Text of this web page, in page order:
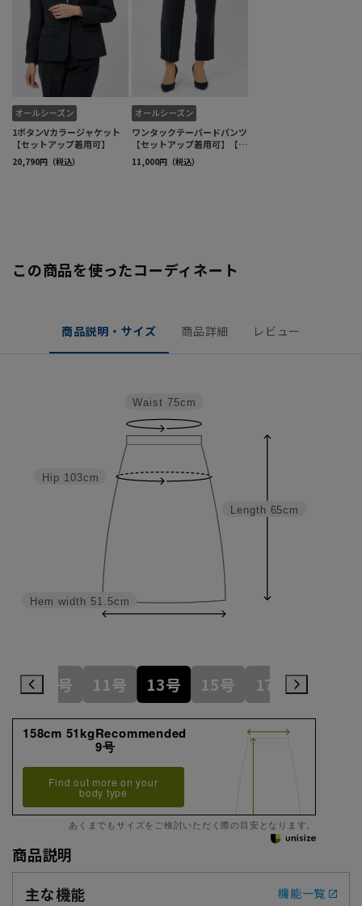
この商品を使ったコーディネート
商品説明・サイズ 商品詳細 レビュー
Length 65cm
Hem width 51.5cm
Hip 103cm
Waist 75cm
7号 9号 11号 13号 15号 17号
158cm 51kgRecommended
9号
Find out more on your
body type
あくまでもサイズをご検討いただく際の目安となります。
商品説明
主な機能
機能一覧